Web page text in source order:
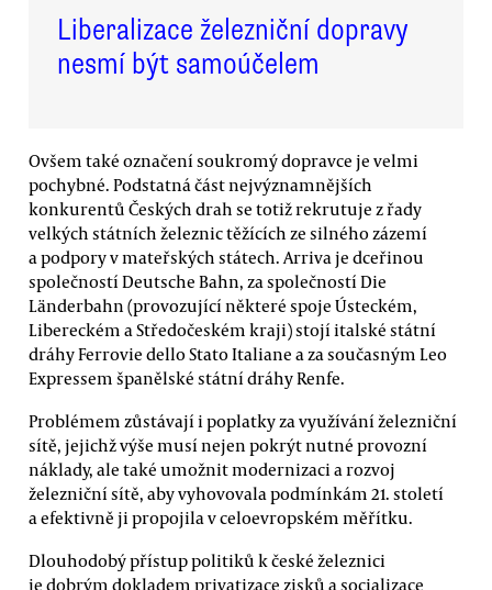
Liberalizace železniční dopravy
nesmí být samoúčelem
Ovšem také označení soukromý dopravce je velmi
pochybné. Podstatná část nejvýznamnějších
konkurentů Českých drah se totiž rekrutuje z řady
velkých státních železnic těžících ze silného zázemí
a podpory v mateřských státech. Arriva je dceřinou
společností Deutsche Bahn, za společností Die
Länderbahn (provozující některé spoje Ústeckém,
Libereckém a Středočeském kraji) stojí italské státní
dráhy Ferrovie dello Stato Italiane a za současným Leo
Expressem španělské státní dráhy Renfe.
Problémem zůstávají i poplatky za využívání železniční
sítě, jejichž výše musí nejen pokrýt nutné provozní
náklady, ale také umožnit modernizaci a rozvoj
železniční sítě, aby vyhovovala podmínkám 21. století
a efektivně ji propojila v celoevropském měřítku.
Dlouhodobý přístup politiků k české železnici
je dobrým dokladem privatizace zisků a socializace